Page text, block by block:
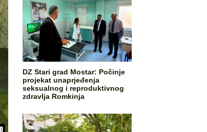
DZ Stari grad Mostar: Počinje
projekat unaprjeđenja
seksualnog i reproduktivnog
zdravlja Romkinja